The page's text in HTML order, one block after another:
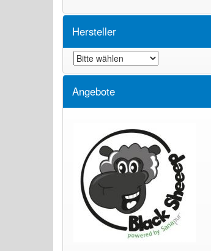
Hersteller
Angebote